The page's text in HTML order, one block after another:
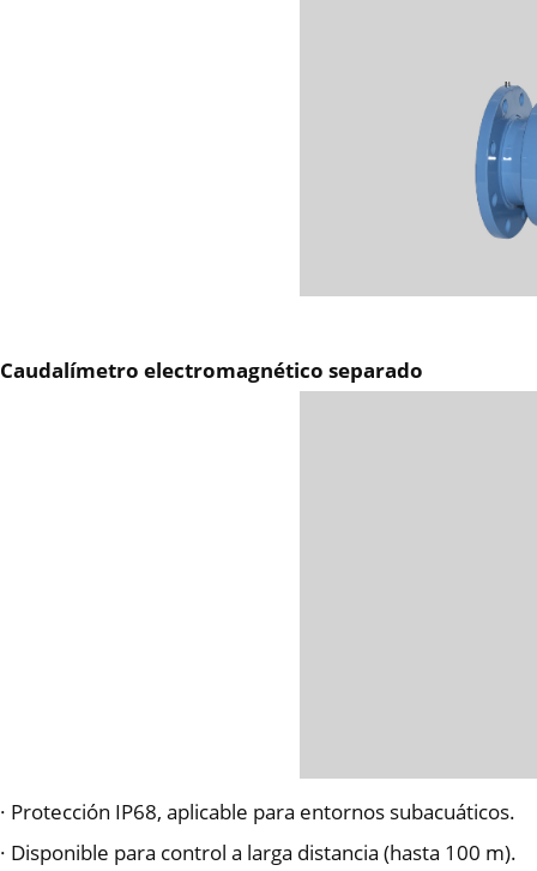
Caudalímetro electromagnético separado
· Protección IP68, aplicable para entornos subacuáticos.
· Disponible para control a larga distancia (hasta 100 m).